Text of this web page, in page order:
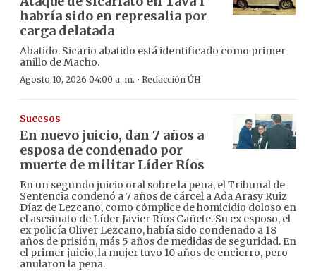
habría sido en represalia por
carga delatada
Abatido. Sicario abatido está identificado como primer
anillo de Macho.
Agosto 10, 2026 04:00 a. m. · Redacción ÚH
Sucesos
En nuevo juicio, dan 7 años a
esposa de condenado por
muerte de militar Líder Ríos
En un segundo juicio oral sobre la pena, el Tribunal de
Sentencia condenó a 7 años de cárcel a Ada Arasy Ruiz
Díaz de Lezcano, como cómplice de homicidio doloso en
el asesinato de Líder Javier Ríos Cañete. Su ex esposo, el
ex policía Oliver Lezcano, había sido condenado a 18
años de prisión, más 5 años de medidas de seguridad. En
el primer juicio, la mujer tuvo 10 años de encierro, pero
anularon la pena.